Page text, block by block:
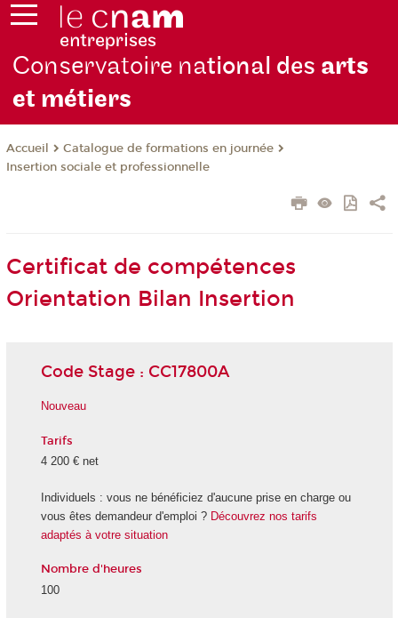
Conservatoire national des arts
et métiers
Accueil
Catalogue de formations en journée
Insertion sociale et professionnelle
Certificat de compétences
Orientation Bilan Insertion
Code Stage : CC17800A
Nouveau
Tarifs
4 200 € net
Individuels : vous ne bénéficiez d'aucune prise en charge ou
vous êtes demandeur d'emploi ? Découvrez nos tarifs
adaptés à votre situation
Nombre d'heures
100